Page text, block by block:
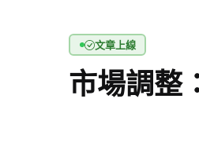
文章上線
市場調整